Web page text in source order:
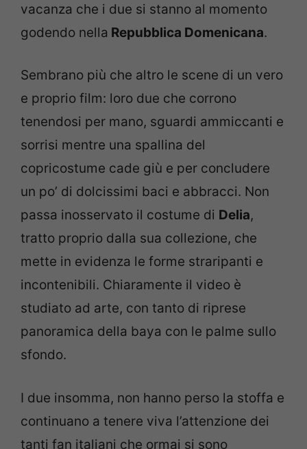
vacanza che i due si stanno al momento
godendo nella Repubblica Domenicana.
Sembrano più che altro le scene di un vero
e proprio film: loro due che corrono
tenendosi per mano, sguardi ammiccanti e
sorrisi mentre una spallina del
copricostume cade giù e per concludere
un po’ di dolcissimi baci e abbracci. Non
passa inosservato il costume di Delia,
tratto proprio dalla sua collezione, che
mette in evidenza le forme straripanti e
incontenibili. Chiaramente il video è
studiato ad arte, con tanto di riprese
panoramica della baya con le palme sullo
sfondo.
I due insomma, non hanno perso la stoffa e
continuano a tenere viva l’attenzione dei
tanti fan italiani che ormai si sono